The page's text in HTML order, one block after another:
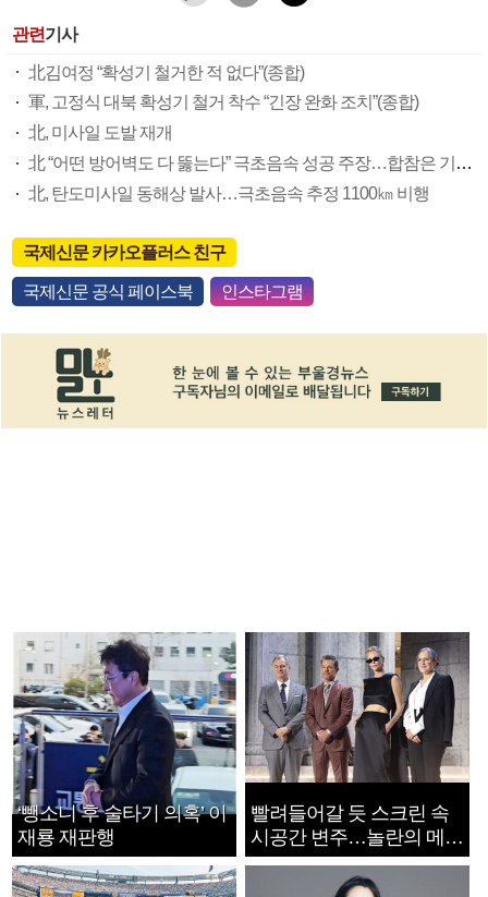
관련기사
北김여정 “확성기 철거한 적 없다”(종합)
軍, 고정식 대북 확성기 철거 착수 “긴장 완화 조치”(종합)
北, 미사일 도발 재개
北 “어떤 방어벽도 다 뚫는다” 극초음속 성공 주장…합참은 기만에 무게
北, 탄도미사일 동해상 발사…극초음속 추정 1100㎞ 비행
국제신문 카카오플러스 친구
국제신문 공식 페이스북 인스타그램
‘뺑소니 후 술타기 의혹’ 이
재룡 재판행
빨려들어갈 듯 스크린 속
시공간 변주…놀란의 메시
지는 ‘전쟁 속죄’